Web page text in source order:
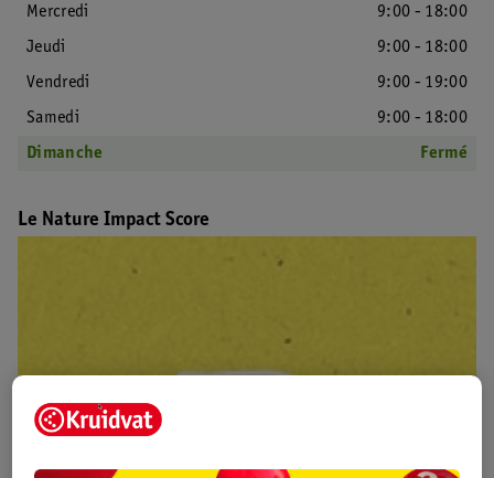
Mercredi
9:00 - 18:00
Jeudi
9:00 - 18:00
Vendredi
9:00 - 19:00
Samedi
9:00 - 18:00
Dimanche
Fermé
Le Nature Impact Score